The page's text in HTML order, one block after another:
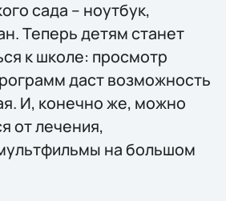
сада – ноутбук,
Теперь детям станет
к школе: просмотр
даст возможность
И, конечно же, можно
от лечения,
на большом